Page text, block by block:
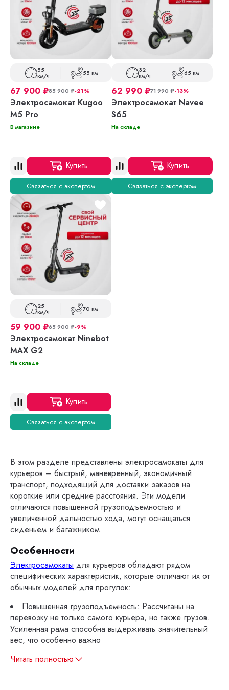
55
км/ч 55 км
67 900 ₽85 900₽-21%
Электросамокат Kugoo
M5 Pro
В магазине
Купить
Связаться с экспертом
32
км/ч 65 км
62 990 ₽71 990₽-13%
Электросамокат Navee
S65
На складе
Купить
Связаться с экспертом
25
км/ч 70 км
59 900 ₽65 900₽-9%
Электросамокат Ninebot
MAX G2
На складе
Купить
Связаться с экспертом
В этом разделе представлены электросамокаты для
курьеров – быстрый, маневренный, экономичный
транспорт, подходящий для доставки заказов на
короткие или средние расстояния. Эти модели
отличаются повышенной грузоподъемностью и
увеличенной дальностью хода, могут оснащаться
сиденьем и багажником.
Особенности
Электросамокаты для курьеров обладают рядом
специфических характеристик, которые отличают их от
обычных моделей для прогулок:
Повышенная грузоподъемность: Рассчитаны на
перевозку не только самого курьера, но также грузов.
Усиленная рама способна выдерживать значительный
вес, что особенно важно
Читать полностью